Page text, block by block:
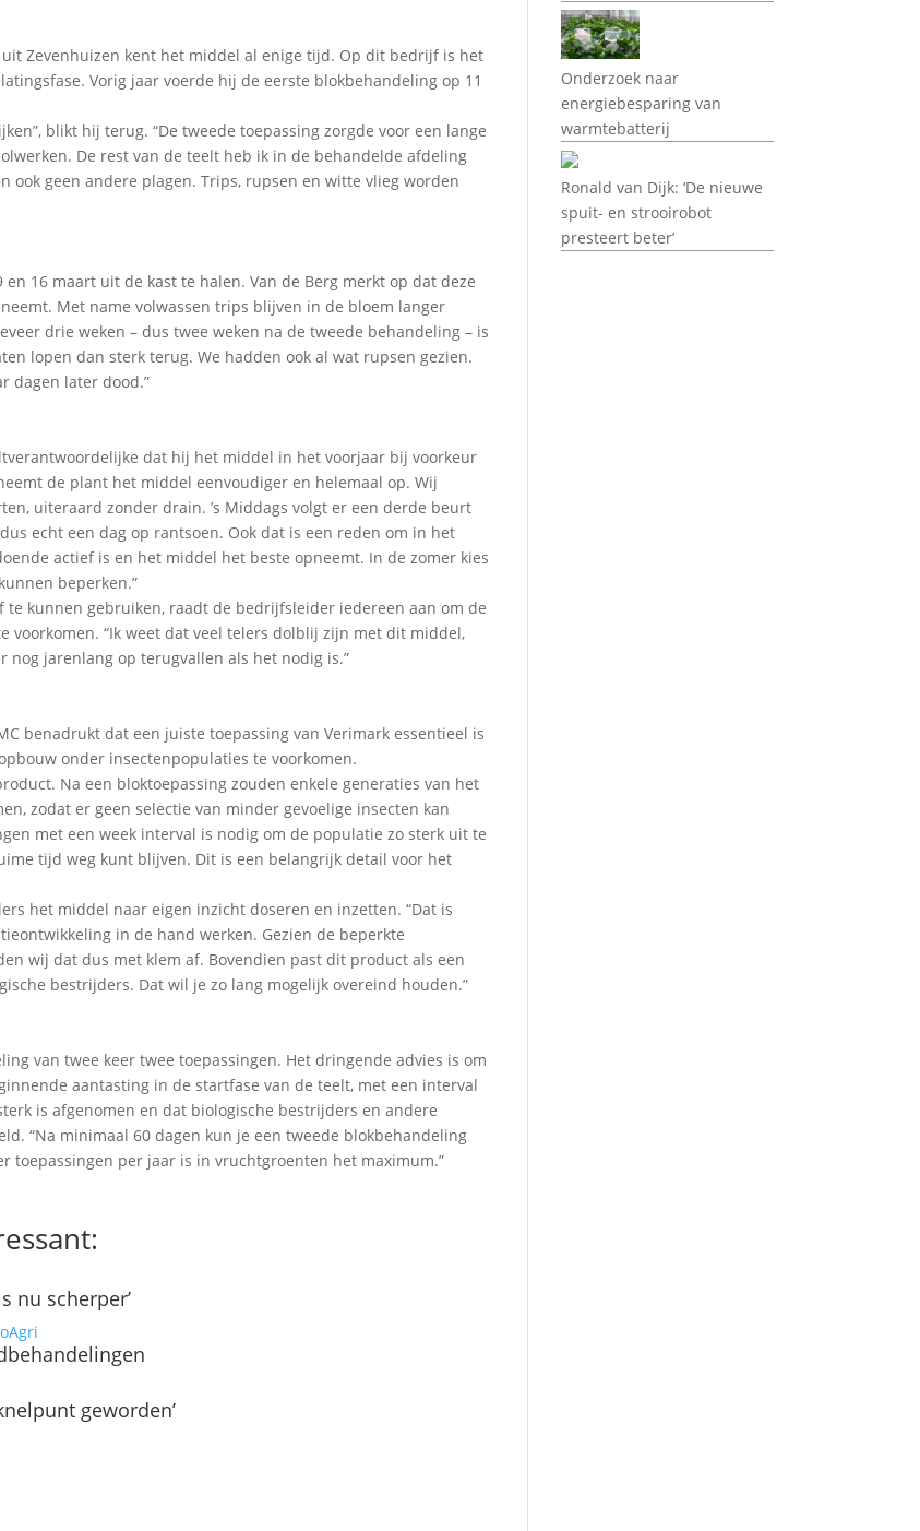
Zevenhuizen kent het middel al enige tijd. Op dit bedrijf is het
Vorig jaar voerde hij de eerste blokbehandeling op 11
blikt hij terug. “De tweede toepassing zorgde voor een lange
De rest van de teelt heb ik in de behandelde afdeling
ook geen andere plagen. Trips, rupsen en witte vlieg worden
16 maart uit de kast te halen. Van de Berg merkt op dat deze
Met name volwassen trips blijven in de bloem langer
drie weken – dus twee weken na de tweede behandeling – is
lopen dan sterk terug. We hadden ook al wat rupsen gezien.
dagen later dood.”
dat hij het middel in het voorjaar bij voorkeur
de plant het middel eenvoudiger en helemaal op. Wij
uiteraard zonder drain. ’s Middags volgt er een derde beurt
echt een dag op rantsoen. Ook dat is een reden om in het
actief is en het middel het beste opneemt. In de zomer kies
beperken.”
kunnen gebruiken, raadt de bedrijfsleider iedereen aan om de
voorkomen. “Ik weet dat veel telers dolblij zijn met dit middel,
jarenlang op terugvallen als het nodig is.”
benadrukt dat een juiste toepassing van Verimark essentieel is
onder insectenpopulaties te voorkomen.
Na een bloktoepassing zouden enkele generaties van het
zodat er geen selectie van minder gevoelige insecten kan
met een week interval is nodig om de populatie zo sterk uit te
tijd weg kunt blijven. Dit is een belangrijk detail voor het
het middel naar eigen inzicht doseren en inzetten. “Dat is
in de hand werken. Gezien de beperkte
wij dat dus met klem af. Bovendien past dit product als een
bestrijders. Dat wil je zo lang mogelijk overeind houden.”
van twee keer twee toepassingen. Het dringende advies is om
aantasting in de startfase van de teelt, met een interval
is afgenomen en dat biologische bestrijders en andere
“Na minimaal 60 dagen kun je een tweede blokbehandeling
toepassingen per jaar is in vruchtgroenten het maximum.”
nu scherper’
geworden’
Onderzoek naar
energiebesparing van
warmtebatterij
Ronald van Dijk: ‘De nieuwe
spuit- en strooirobot
presteert beter’